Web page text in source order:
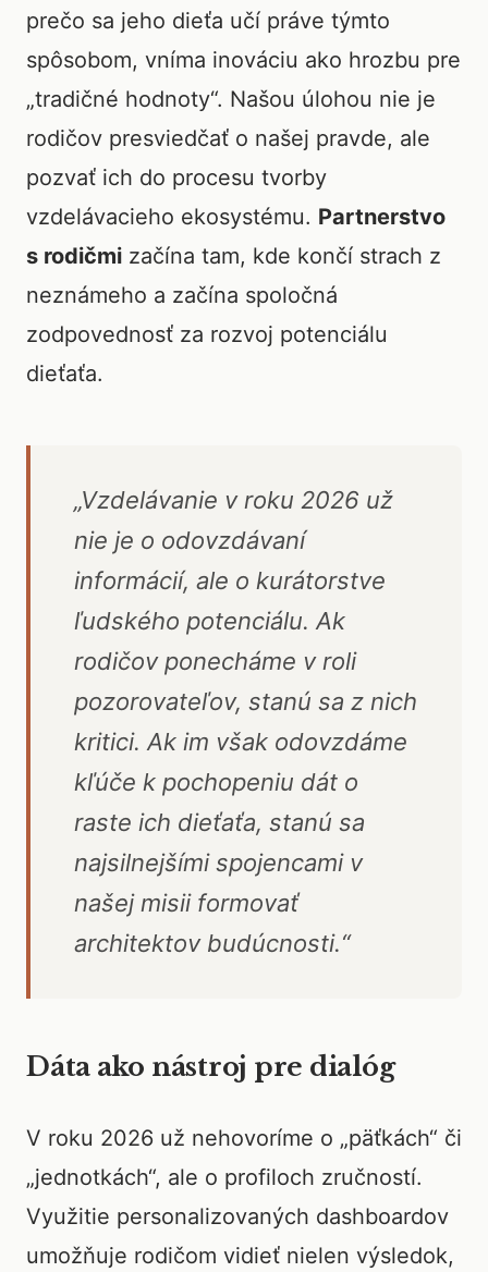
prečo sa jeho dieťa učí práve týmto
spôsobom, vníma inováciu ako hrozbu pre
„tradičné hodnoty“. Našou úlohou nie je
rodičov presviedčať o našej pravde, ale
pozvať ich do procesu tvorby
vzdelávacieho ekosystému. Partnerstvo
s rodičmi začína tam, kde končí strach z
neznámeho a začína spoločná
zodpovednosť za rozvoj potenciálu
dieťaťa.
„Vzdelávanie v roku 2026 už
nie je o odovzdávaní
informácií, ale o kurátorstve
ľudského potenciálu. Ak
rodičov ponecháme v roli
pozorovateľov, stanú sa z nich
kritici. Ak im však odovzdáme
kľúče k pochopeniu dát o
raste ich dieťaťa, stanú sa
najsilnejšími spojencami v
našej misii formovať
architektov budúcnosti.“
Dáta ako nástroj pre dialóg
V roku 2026 už nehovoríme o „päťkách“ či
„jednotkách“, ale o profiloch zručností.
Využitie personalizovaných dashboardov
umožňuje rodičom vidieť nielen výsledok,